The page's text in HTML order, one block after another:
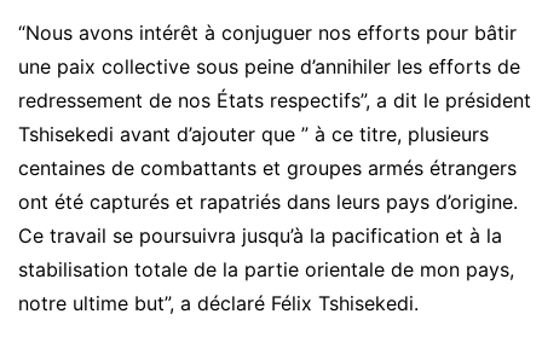
“Nous avons intérêt à conjuguer nos efforts pour bâtir
une paix collective sous peine d’annihiler les efforts de
redressement de nos États respectifs”, a dit le président
Tshisekedi avant d’ajouter que ” à ce titre, plusieurs
centaines de combattants et groupes armés étrangers
ont été capturés et rapatriés dans leurs pays d’origine.
Ce travail se poursuivra jusqu’à la pacification et à la
stabilisation totale de la partie orientale de mon pays,
notre ultime but”, a déclaré Félix Tshisekedi.